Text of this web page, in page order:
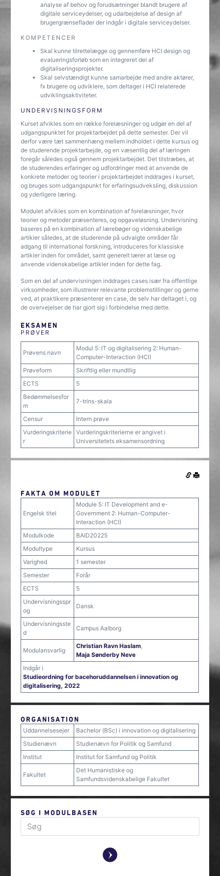
analyse af behov og forudsætninger blandt brugere af
digitale serviceydelser, og udarbejdelse af design af
brugergrænseflader der indgår i digitale serviceydelser.
KOMPETENCER
Skal kunne tilrettelægge og gennemføre HCI design og
evalueringsforløb som en integreret del af
digitaliseringsprojekter.
Skal selvstændigt kunne samarbejde med andre aktører,
fx brugere og udviklere, som deltager i HCI relaterede
udviklingsaktiviteter.
UNDERVISNINGSFORM
Kurset afvikles som en række forelæsninger og udgør en del af
udgangspunktet for projektarbejdet på dette semester. Der vil
derfor være tæt sammenhæng mellem indholdet i dette kursus og
de studerende projektarbejde, og en væsentlig del af læringen
foregår således også gennem projektarbejdet. Det tilstræbes, at
de studerendes erfaringer og udfordringer med at anvende de
konkrete metoder og teorier i projektarbejdet inddrages i kurset,
og bruges som udgangspunkt for erfaringsudveksling, diskussion
og yderligere læring.
Modulet afvikles som en kombination af forelæsninger, hvor
teorier og metoder præsenteres, og opgaveløsning. Undervisning
baseres på en kombination af lærebøger og videnskabelige
artikler således, at de studerende på udvalgte områder får
adgang til international forskning, introduceres for klassiske
artikler inden for området, samt generelt lærer at læse og
anvende videnskabelige artikler inden for dette fag.
Som en del af undervisningen inddrages cases især fra offentlige
virksomheder, som illustrerer relevante problemstillinger og gerne
ved, at praktikere præsenterer en case, de selv har deltaget i, og
de overvejelser de har gjort sig i forbindelse med dette.
EKSAMEN
PRØVER
Prøvens navn
Modul 5: IT og digitalisering 2: Human-
Computer-Interaction (HCI)
Prøveform
Skriftlig eller mundtlig
ECTS
5
Bedømmelsesfor
m
7-trins-skala
Censur
Intern prøve
Vurderingskriterie
r
Vurderingskriterierne er angivet i
Universitetets eksamensordning
FAKTA OM MODULET
Engelsk titel
Module 5: IT Development and e-
Government 2: Human-Computer-
Interaction (HCI)
Modulkode
BAID20225
Modultype
Kursus
Varighed
1 semester
Semester
Forår
ECTS
5
Undervisningsspr
og
Dansk
Undervisningsste
d
Campus Aalborg
Modulansvarlig
Christian Ravn Haslam,
Maja Sønderby Neve
Indgår i
Studieordning for bacehoruddannelsen i innovation og
digitalisering, 2022
ORGANISATION
Uddannelsesejer
Bachelor (BSc) i innovation og digitalisering
Studienævn
Studienævn for Politik og Samfund
Institut
Institut for Samfund og Politik
Fakultet
Det Humanistiske og
Samfundsvidenskabelige Fakultet
SØG I MODULBASEN
y